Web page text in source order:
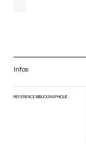
Infos
RÉFÉRENCE BIBLIOGRAPHIQUE